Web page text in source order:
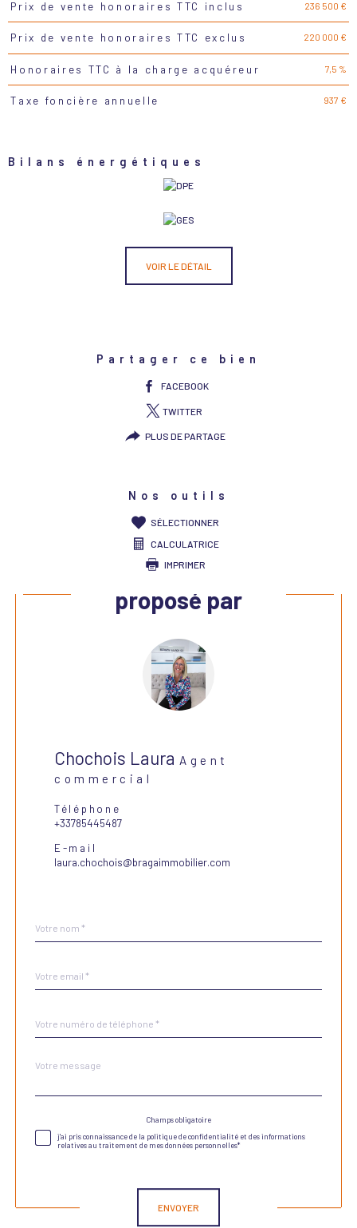
Caractéristiques Valeurs
Prix de vente honoraires TTC inclus 236 500 €
Prix de vente honoraires TTC exclus 220 000 €
Honoraires TTC à la charge acquéreur 7,5 %
Taxe foncière annuelle 937 €
Bilans énergétiques
VOIR LE DÉTAIL
Partager ce bien
FACEBOOK
TWITTER
PLUS DE PARTAGE
Nos outils
SÉLECTIONNER
CALCULATRICE
IMPRIMER
Ce bien vous est
proposé par
Chochois Laura Agent
commercial
Téléphone
+33785445487
E-mail
laura.chochois@bragaimmobilier.com
par
*
*
*
Fieldset
Message
*
Champs obligatoire
j'ai pris connaissance de la politique de confidentialité et des informations
relatives au traitement de mes données personnelles*
ENVOYER